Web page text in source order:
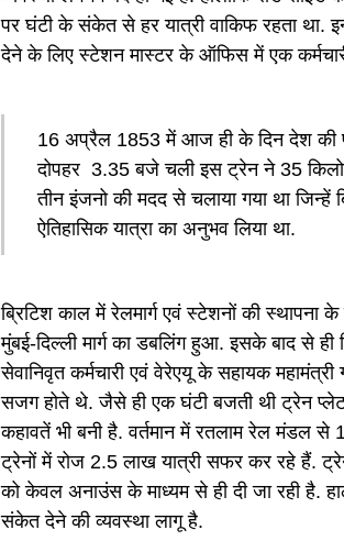
पर घंटी के संकेत से हर यात्री वाकिफ रहता था.
देने के लिए स्टेशन मास्टर के ऑफिस में एक
16 अप्रैल 1853 में आज ही के दिन देश की
दोपहर 3.35 बजे चली इस ट्रेन ने 35
तीन इंजनो की मदद से चलाया गया था जिन्हें
ऐतिहासिक यात्रा का अनुभव लिया था.
ब्रिटिश काल में रेलमार्ग एवं स्टेशनों की स्थापना
मुंबई-दिल्ली मार्ग का डबलिंग हुआ. इसके बाद से
सेवानिवृत कर्मचारी एवं वेरेएयू के सहायक
सजग होते थे. जैसे ही एक घंटी बजती थी ट्रेन
कहावतें भी बनी है. वर्तमान में रतलाम रेल
ट्रेनों में रोज 2.5 लाख यात्री सफर कर रहे हैं.
को केवल अनाउंस के माध्यम से ही दी जा रही है.
संकेत देने की व्यवस्था लागू है.